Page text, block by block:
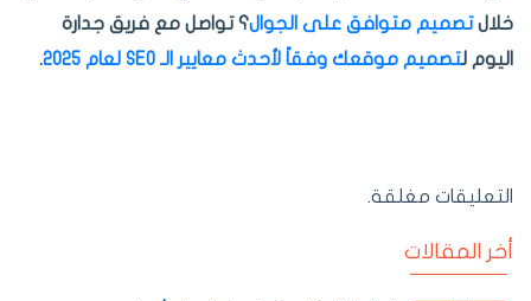
خلالتصميم متوافق على الجوال؟ تواصل مع فريق جدارة
اليوم لتصميم موقعك وفقاً لأحدث معايير الـ SEO لعام 2025 .
التعليقات مغلقة.
أخر المقالات